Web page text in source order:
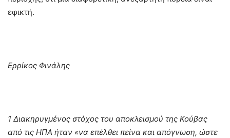
εφικτή.
Ερρίκος Φινάλης
1 Διακηρυγμένος στόχος του αποκλεισμού της Κούβας
από τις ΗΠΑ ήταν «να επέλθει πείνα και απόγνωση, ώστε